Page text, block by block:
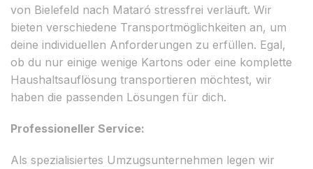
von Bielefeld nach Mataró stressfrei verläuft. Wir
bieten verschiedene Transportmöglichkeiten an, um
deine individuellen Anforderungen zu erfüllen. Egal,
ob du nur einige wenige Kartons oder eine komplette
Haushaltsauflösung transportieren möchtest, wir
haben die passenden Lösungen für dich.
Professioneller Service:
Als spezialisiertes Umzugsunternehmen legen wir